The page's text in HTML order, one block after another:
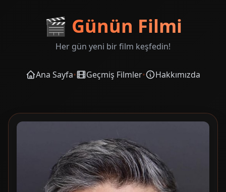
🎬 Günün Filmi
Her gün yeni bir film keşfedin!
Ana Sayfa• Geçmiş Filmler• Hakkımızda